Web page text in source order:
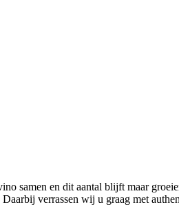
samen en dit aantal blijft maar
verrassen wij u graag met